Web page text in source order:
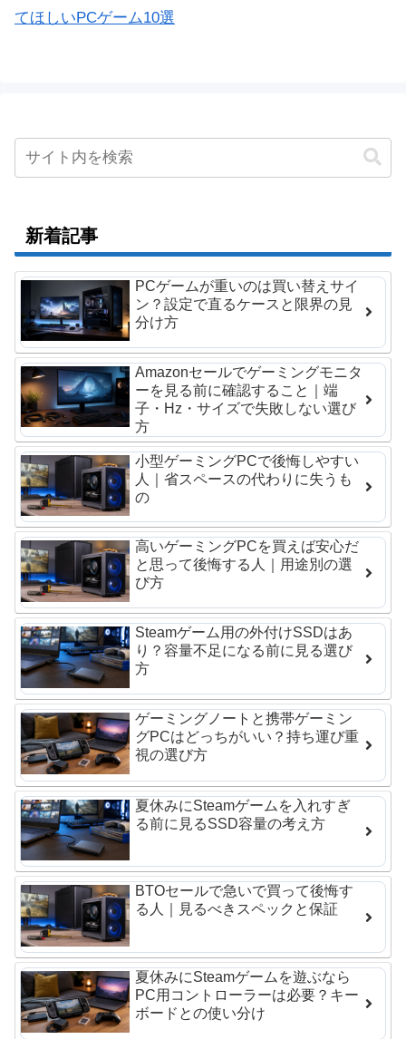
てほしいPCゲーム10選
新着記事
PCゲームが重いのは買い替えサイ
ン？設定で直るケースと限界の見
分け方
Amazonセールでゲーミングモニタ
ーを見る前に確認すること｜端
子・Hz・サイズで失敗しない選び
方
小型ゲーミングPCで後悔しやすい
人｜省スペースの代わりに失うも
の
高いゲーミングPCを買えば安心だ
と思って後悔する人｜用途別の選
び方
Steamゲーム用の外付けSSDはあ
り？容量不足になる前に見る選び
方
ゲーミングノートと携帯ゲーミン
グPCはどっちがいい？持ち運び重
視の選び方
夏休みにSteamゲームを入れすぎ
る前に見るSSD容量の考え方
BTOセールで急いで買って後悔す
る人｜見るべきスペックと保証
夏休みにSteamゲームを遊ぶなら
PC用コントローラーは必要？キー
ボードとの使い分け